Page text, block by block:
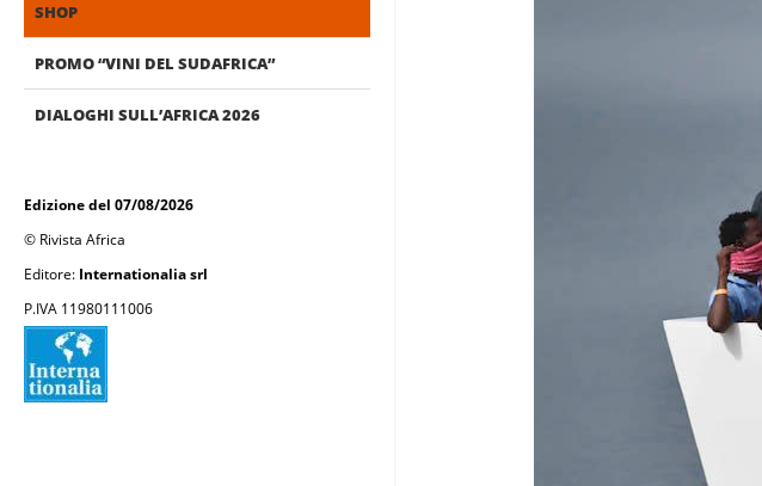
SHOP
PROMO “VINI DEL SUDAFRICA”
DIALOGHI SULL’AFRICA 2026
Edizione del 07/08/2026
© Rivista Africa
Editore: Internationalia srl
P.IVA 11980111006